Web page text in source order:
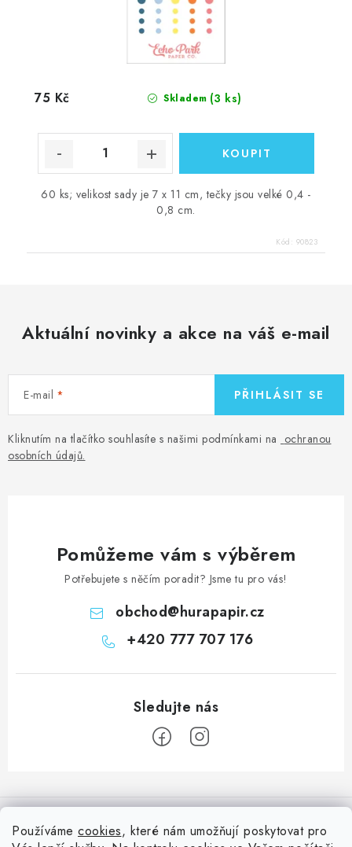
Používáme cookies, které nám umožňují poskytovat pro
Skladem (3 ks)
75 Kč
60 ks; velikost sady je 7 x 11 cm, tečky jsou velké 0,4 -
0,8 cm.
Kód: 90823
Aktuální novinky a akce na váš e-mail
E-mail
Kliknutím na tlačítko souhlasíte s našimi podmínkami na ochranou
osobních údajů.
PŘIHLÁSIT SE
Pomůžeme vám s výběrem
Potřebujete s něčím poradit? Jsme tu pro vás!
obchod@hurapapir.cz
+420 777 707 176
á